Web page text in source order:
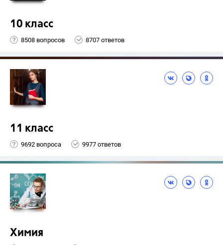
10 класс
8508 вопросов 8707 ответов
11 класс
9692 вопроса 9977 ответов
Химия